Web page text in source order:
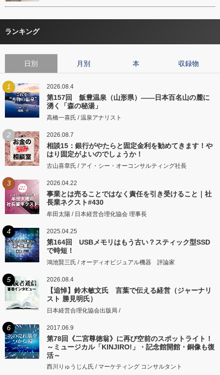
ランキング
日別 月別 本 収録物
1 2026.08.4
第157回 飯豊温泉（山形県）――日本百名山の麓に
湧く「森の秘湯」
高橋一喜氏 / 温泉アナリスト
2 2026.08.7
相談15：銀行がやたらと固定金利を勧めてきます！や
はり固定がよいのでしょうか！
古山喜章氏 / アイ・シー・オーコンサルティング社長
3 2026.04.22
事業とは売ることではなく責任を引き受けること｜社
長業ネクスト#430
牟田太陽 / 日本経営合理化協会 理事長
4 2025.04.25
第164回 USBメモリはもう古い？スティック型SSD
で時短！
鴻池賢三氏 / オーディオビジュアル機器 評論家
5 2026.08.4
【追悼】鈴木敏文氏 言葉で伝える経営（ジャーナリ
スト 勝見明氏）
日本経営合理化協会出版局 /
6 2017.06.9
第78回《二宮尊徳翁》に再び空前のスポットライト！
～ミュージカル「KINJIRO!」・記念館開館・銅像も復
活～
西川りゅうじん氏 / マーケティング コンサルタント